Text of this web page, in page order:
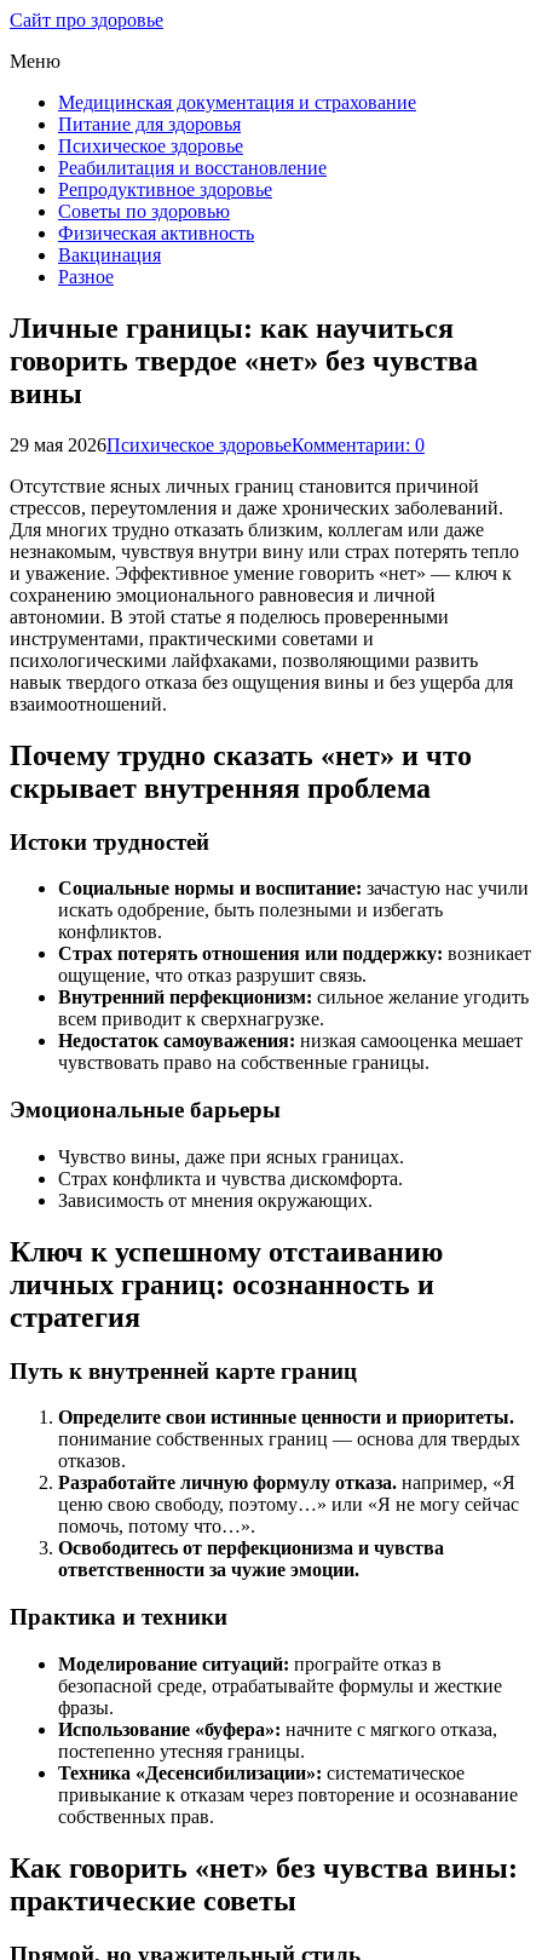
Сайт про здоровье
Меню
Медицинская документация и страхование
Питание для здоровья
Психическое здоровье
Реабилитация и восстановление
Репродуктивное здоровье
Советы по здоровью
Физическая активность
Вакцинация
Разное
Личные границы: как научиться
говорить твердое «нет» без чувства
вины
29 мая 2026Психическое здоровьеКомментарии: 0
Отсутствие ясных личных границ становится причиной
стрессов, переутомления и даже хронических заболеваний.
Для многих трудно отказать близким, коллегам или даже
незнакомым, чувствуя внутри вину или страх потерять тепло
и уважение. Эффективное умение говорить «нет» — ключ к
сохранению эмоционального равновесия и личной
автономии. В этой статье я поделюсь проверенными
инструментами, практическими советами и
психологическими лайфхаками, позволяющими развить
навык твердого отказа без ощущения вины и без ущерба для
взаимоотношений.
Почему трудно сказать «нет» и что
скрывает внутренняя проблема
Истоки трудностей
Социальные нормы и воспитание: зачастую нас учили
искать одобрение, быть полезными и избегать
конфликтов.
Страх потерять отношения или поддержку: возникает
ощущение, что отказ разрушит связь.
Внутренний перфекционизм: сильное желание угодить
всем приводит к сверхнагрузке.
Недостаток самоуважения: низкая самооценка мешает
чувствовать право на собственные границы.
Эмоциональные барьеры
Чувство вины, даже при ясных границах.
Страх конфликта и чувства дискомфорта.
Зависимость от мнения окружающих.
Ключ к успешному отстаиванию
личных границ: осознанность и
стратегия
Путь к внутренней карте границ
Определите свои истинные ценности и приоритеты.
понимание собственных границ — основа для твердых
отказов.
Разработайте личную формулу отказа. например, «Я
ценю свою свободу, поэтому…» или «Я не могу сейчас
помочь, потому что…».
Освободитесь от перфекционизма и чувства
ответственности за чужие эмоции.
Практика и техники
Моделирование ситуаций: програйте отказ в
безопасной среде, отрабатывайте формулы и жесткие
фразы.
Использование «буфера»: начните с мягкого отказа,
постепенно утесняя границы.
Техника «Десенсибилизации»: систематическое
привыкание к отказам через повторение и осознавание
собственных прав.
Как говорить «нет» без чувства вины:
практические советы
Прямой, но уважительный стиль